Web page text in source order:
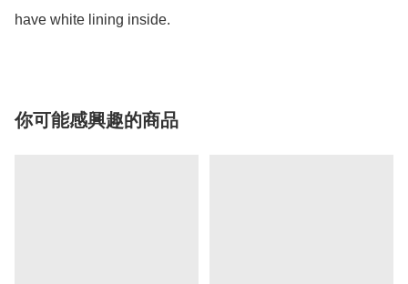
你可能感興趣的商品